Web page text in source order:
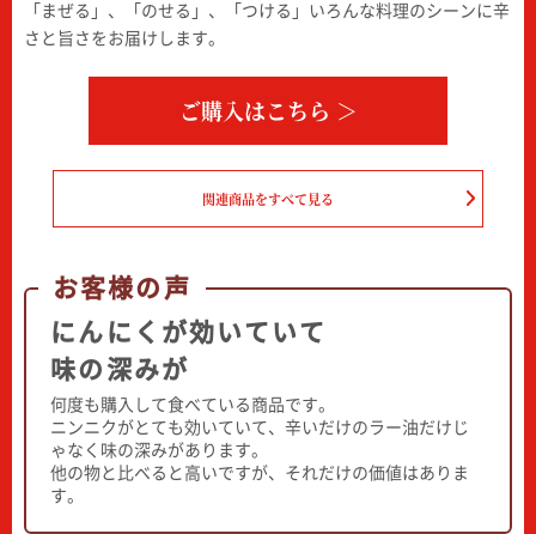
「まぜる」、「のせる」、「つける」
いろんな料理のシーンに辛
さと旨さをお届けします。
ご購入はこちら ＞
関連商品をすべて見る
お客様の声
にんにくが効いていて
味の深みが
何度も購入して食べている商品です。
ニンニクがとても効いていて、辛いだけのラー油だけじ
ゃなく味の深みがあります。
他の物と比べると高いですが、それだけの価値はありま
す。